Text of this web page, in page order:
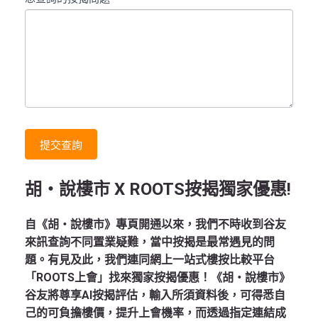
提交查詢
胡‧說樓市 X ROOTS按揭獨家優惠!
自《胡‧說樓市》專頁開通以來，我們不時收到谷友
來訊查詢不同置業疑難，當中按揭是最常遇見的問
題。有見及此，我們連同網上一站式樓按比較平台
「ROOTS上會」找來獨家按揭優惠！《胡‧說樓市》
谷友將尊享AI按揭評估，輸入所須資料後，可得悉自
己的可負擔樓價，提升上會機率，而透過指定連結成